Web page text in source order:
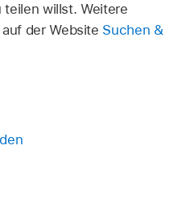
teilen willst. Weitere
der Website Suchen &